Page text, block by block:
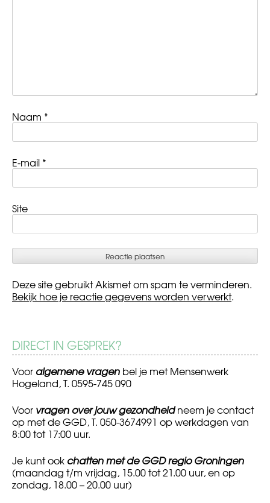
Naam *
E-mail *
Site
Deze site gebruikt Akismet om spam te verminderen.
Bekijk hoe je reactie gegevens worden verwerkt.
DIRECT IN GESPREK?
Voor algemene vragen bel je met Mensenwerk
Hogeland, T. 0595-745 090
Voor vragen over jouw gezondheidneem je contact
op met de GGD, T. 050-3674991 op werkdagen van
8:00 tot 17:00 uur.
Je kunt ook chatten met de GGD regio Groningen
(maandag t/m vrijdag, 15.00 tot 21.00 uur, en op
zondag, 18.00 – 20.00 uur)